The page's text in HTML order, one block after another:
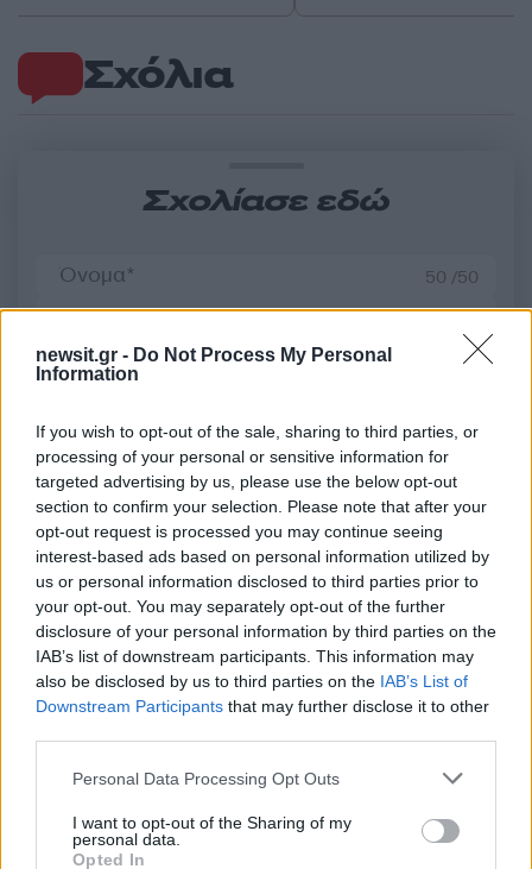
newsit.gr - Do Not Process My Personal
Information
If you wish to opt-out of the sale, sharing to third parties, or
processing of your personal or sensitive information for
targeted advertising by us, please use the below opt-out
section to confirm your selection. Please note that after your
opt-out request is processed you may continue seeing
interest-based ads based on personal information utilized by
us or personal information disclosed to third parties prior to
your opt-out. You may separately opt-out of the further
disclosure of your personal information by third parties on the
IAB’s list of downstream participants. This information may
also be disclosed by us to third parties on the IAB’s List of
Downstream Participants that may further disclose it to other
Please note that this website/app uses one or more Google
not limited to your visit or usage behaviour. You may click to
grant or deny consent to Google and its third-party tags to
Personal Data Processing Opt Outs
I want to opt-out of the Sharing of my
personal data.
Opted In
Σχόλια
Σχολίασε εδώ
50 /50
Υποβολή σχολίου
Όροι Χρήσης. Το site προστατεύεται από reCAPTCHA, ισχύουν
Πολιτική Απορρήτου&Όροι Χρήσης της Google.
Κόσμος
ΝΟΜΠΕΛ ΕΙΡΗΝΗΣ
ΝΤΟΝΑΛΝΤ ΤΡΑΜΠ
ΧΙΛΑΡΙ ΚΛΙΝΤΟΝ
Share:
Ακολουθήστε το Νewsit.gr στοGoogle Newsκαι
τελευταία νέατης ημέρας